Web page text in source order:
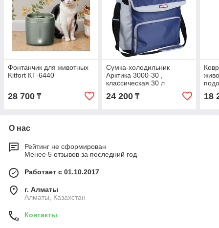
Фонтанчик для животных
Kitfort КТ-6440
28 700 ₸
Сумка-холодильник
Арктика 3000-30 ,
классическая 30 л
24 200₸ 18
О нас
Рейтинг не сформирован
Менее 5 отзывов за последний год
Работает с 01.10.2017
г. Алматы
Алматы, Казахстан
Контакты